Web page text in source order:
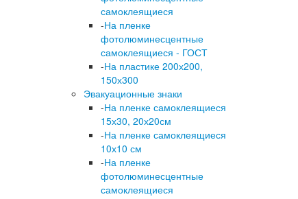
самоклеящиеся
-На пленке
фотолюминесцентные
самоклеящиеся - ГОСТ
-На пластике 200х200,
150х300
Эвакуационные знаки
-На пленке самоклеящиеся
15х30, 20х20см
-На пленке самоклеящиеся
10х10 см
-На пленке
фотолюминесцентные
самоклеящиеся